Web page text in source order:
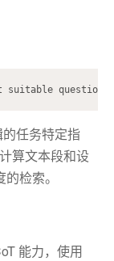
任务特定指
算文本段和设
检索。
能力，使用